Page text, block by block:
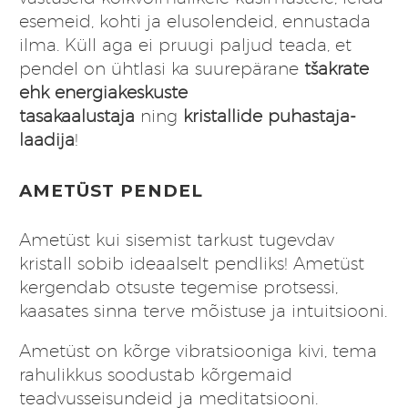
esemeid, kohti ja elusolendeid, ennustada
ilma. Küll aga ei pruugi paljud teada, et
pendel on ühtlasi ka suurepärane tšakrate
ehk energiakeskuste
tasakaalustaja ning kristallide puhastaja-
laadija!
AMETÜST PENDEL
Ametüst kui sisemist tarkust tugevdav
kristall sobib ideaalselt pendliks! Ametüst
kergendab otsuste tegemise protsessi,
kaasates sinna terve mõistuse ja intuitsiooni.
Ametüst on kõrge vibratsiooniga kivi, tema
rahulikkus soodustab kõrgemaid
teadvusseisundeid ja meditatsiooni.